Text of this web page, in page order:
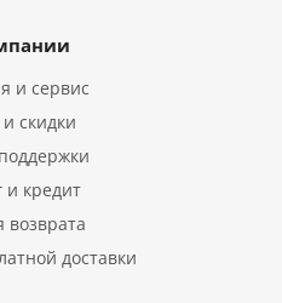
и сервис
скидки
и кредит
возврата
доставки